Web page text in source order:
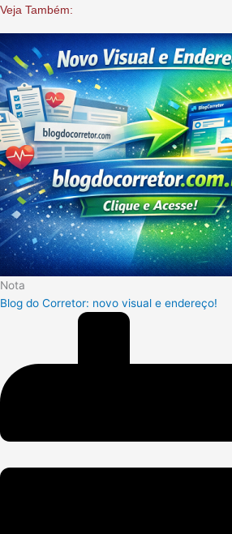
Veja Também:
Nota
Blog do Corretor: novo visual e endereço!